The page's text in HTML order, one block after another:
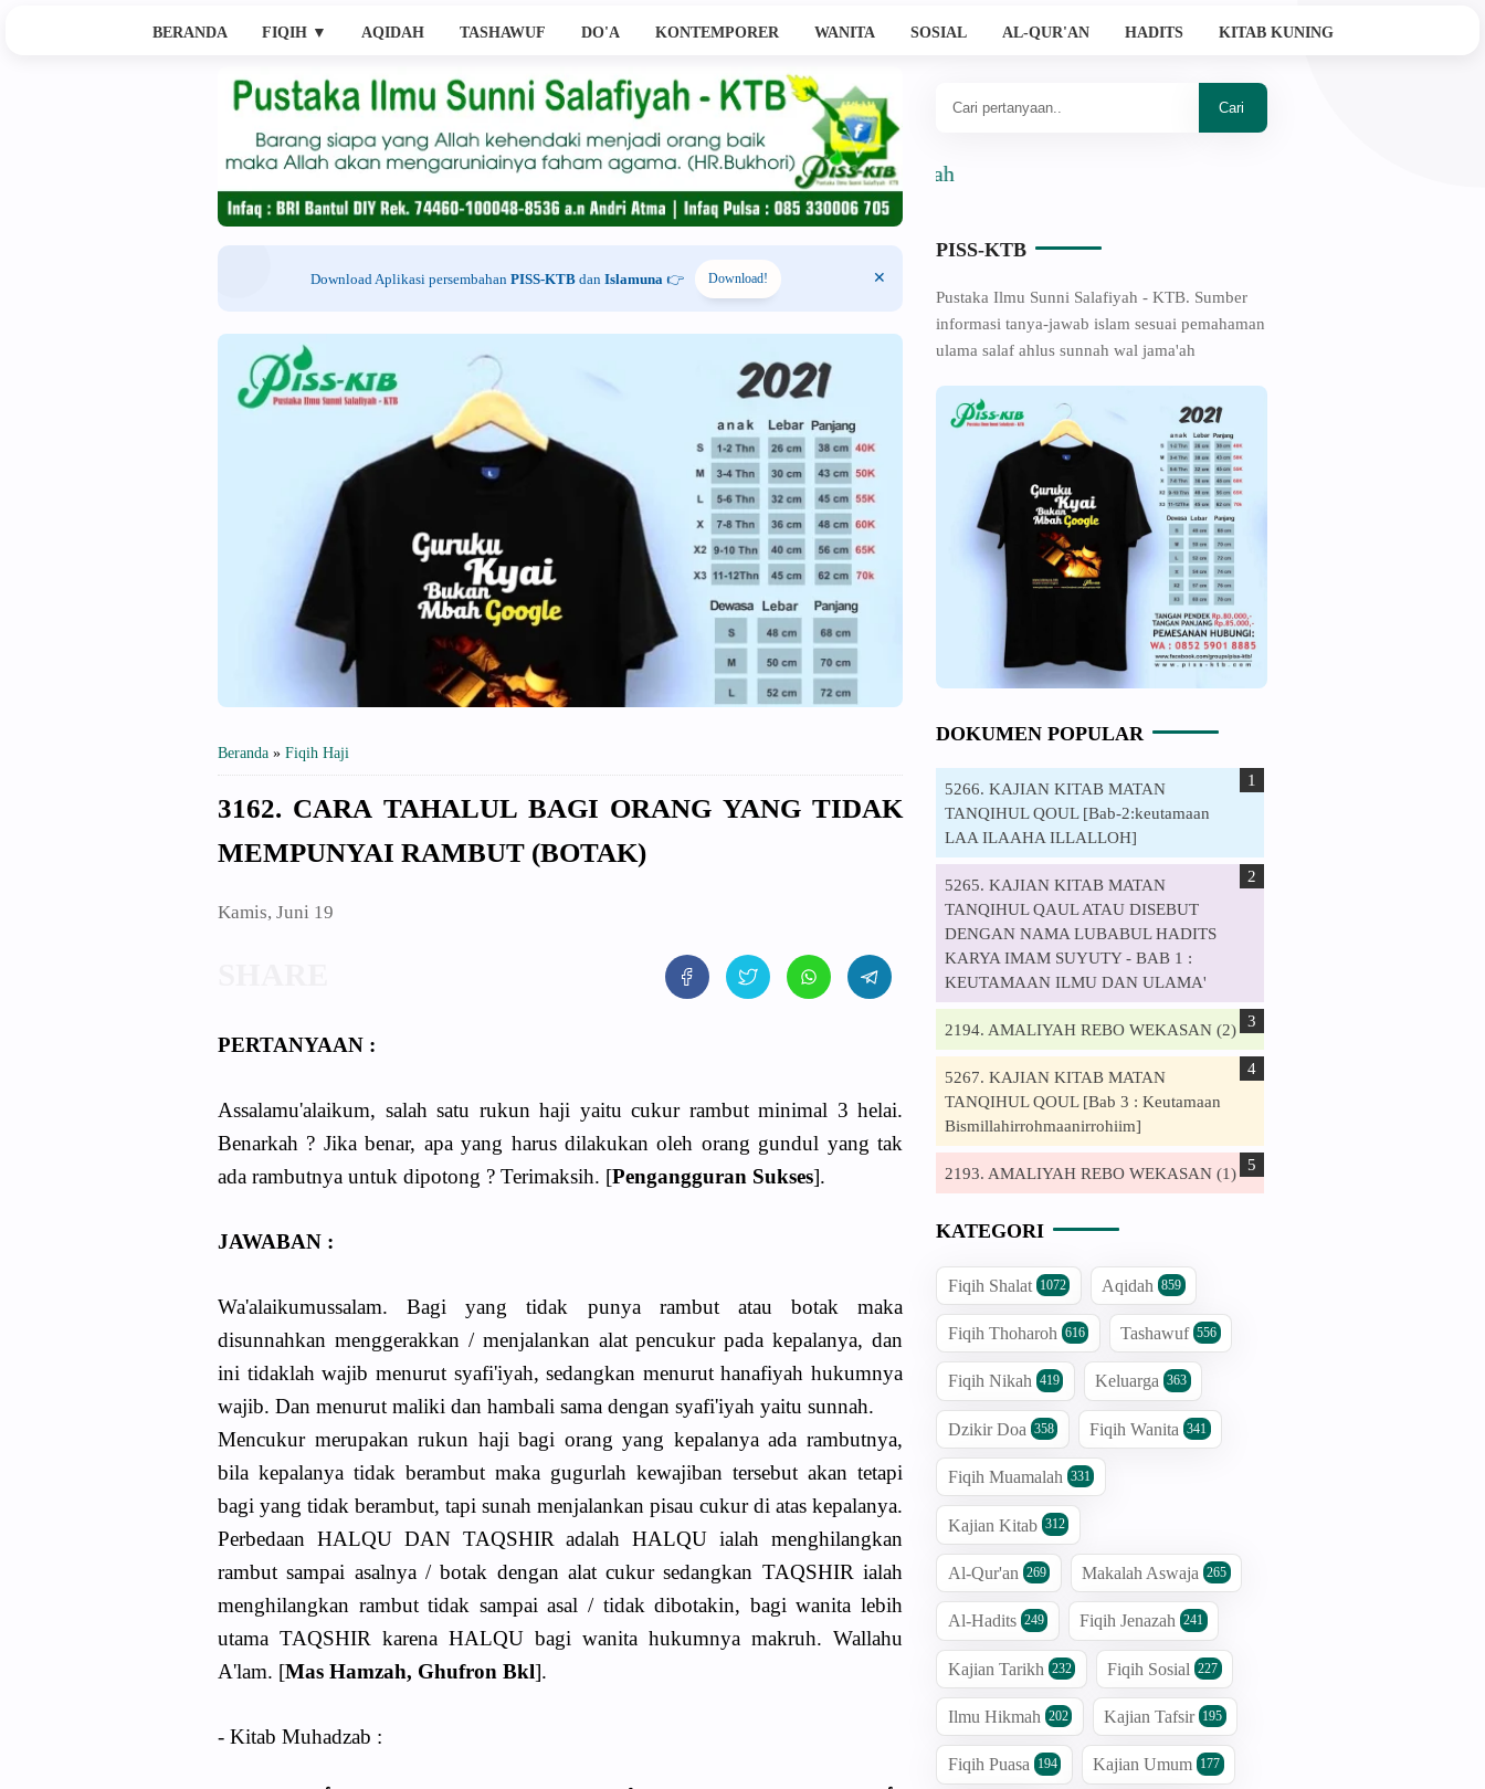
BERANDA FIQIH ▼ AQIDAH TASHAWUF DO'A KONTEMPORER WANITA SOSIAL AL-QUR'AN HADITS KITAB KUNING
Download Aplikasi persembahan PISS-KTBdan Islamuna 👉 Download!
Beranda » Fiqih Haji
3162. CARA TAHALUL BAGI ORANG YANG TIDAK
MEMPUNYAI RAMBUT (BOTAK)
Kamis, Juni 19
PERTANYAAN :
Assalamu'alaikum, salah satu rukun haji yaitu cukur rambut minimal 3 helai.
Benarkah ? Jika benar, apa yang harus dilakukan oleh orang gundul yang tak
ada rambutnya untuk dipotong ? Terimaksih. [Pengangguran Sukses].
JAWABAN :
Wa'alaikumussalam. Bagi yang tidak punya rambut atau botak maka
disunnahkan menggerakkan / menjalankan alat pencukur pada kepalanya, dan
ini tidaklah wajib menurut syafi'iyah, sedangkan menurut hanafiyah hukumnya
wajib. Dan menurut maliki dan hambali sama dengan syafi'iyah yaitu sunnah.
Mencukur merupakan rukun haji bagi orang yang kepalanya ada rambutnya,
bila kepalanya tidak berambut maka gugurlah kewajiban tersebut akan tetapi
bagi yang tidak berambut, tapi sunah menjalankan pisau cukur di atas kepalanya.
Perbedaan HALQU DAN TAQSHIR adalah HALQU ialah menghilangkan
rambut sampai asalnya / botak dengan alat cukur sedangkan TAQSHIR ialah
menghilangkan rambut tidak sampai asal / tidak dibotakin, bagi wanita lebih
utama TAQSHIR karena HALQU bagi wanita hukumnya makruh. Wallahu
A'lam. [Mas Hamzah, Ghufron Bkl].
- Kitab Muhadzab :
PISS-KTB
Pustaka Ilmu Sunni Salafiyah - KTB. Sumber
informasi tanya-jawab islam sesuai pemahaman
ulama salaf ahlus sunnah wal jama'ah
DOKUMEN POPULAR
5266. KAJIAN KITAB MATAN
TANQIHUL QOUL [Bab-2:keutamaan
LAA ILAAHA ILLALLOH]
5265. KAJIAN KITAB MATAN
TANQIHUL QAUL ATAU DISEBUT
DENGAN NAMA LUBABUL HADITS
KARYA IMAM SUYUTY - BAB 1 :
KEUTAMAAN ILMU DAN ULAMA'
2194. AMALIYAH REBO WEKASAN (2)
5267. KAJIAN KITAB MATAN
TANQIHUL QOUL [Bab 3 : Keutamaan
Bismillahirrohmaanirrohiim]
2193. AMALIYAH REBO WEKASAN (1)
KATEGORI
Fiqih Shalat 1072 Aqidah 859
Fiqih Thoharoh 616 Tashawuf 556
Fiqih Nikah 419 Keluarga 363
Dzikir Doa 358 Fiqih Wanita 341
Fiqih Muamalah 331
Kajian Kitab 312
Al-Qur'an 269 Makalah Aswaja 265
Al-Hadits 249 Fiqih Jenazah 241
Kajian Tarikh 232 Fiqih Sosial 227
Ilmu Hikmah 202 Kajian Tafsir 195
Fiqih Puasa 194 Kajian Umum 177